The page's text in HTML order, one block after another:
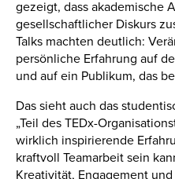
gezeigt, dass akademische
gesellschaftlicher Diskurs
Talks machten deutlich:
persönliche Erfahrung auf
und auf ein Publikum, das
Das sieht auch das
„Teil des TEDx-
wirklich inspirierende
kraftvoll Teamarbeit sein
Kreativität, Engagement